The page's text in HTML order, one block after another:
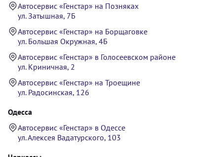
Автосервис «Генстар» на Позняках
ул. Затышная, 7Б
Автосервис «Генстар» на Борщаговке
ул. Большая Окружная, 4Б
Автосервис «Генстар» в Голосеевском районе
ул. Криничная, 2
Автосервис «Генстар» на Троещине
ул. Радосинская, 126
Одесса
Автосервис «Генстар» в Одессе
ул. Алексея Вадатурского, 103